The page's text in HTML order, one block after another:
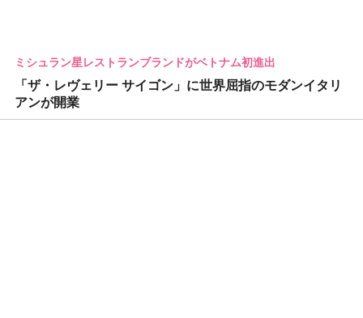
ミシュラン星レストランブランドがベトナム初進出
「ザ・レヴェリー サイゴン」に世界屈指のモダンイタリ
アンが開業